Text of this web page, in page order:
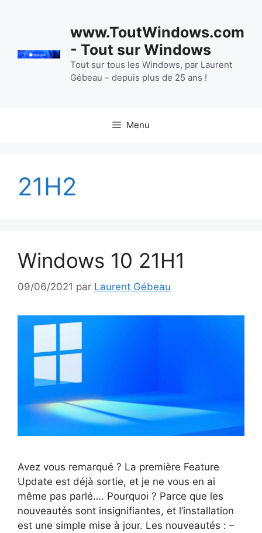
www.ToutWindows.com
- Tout sur Windows
Tout sur tous les Windows, par Laurent
Gébeau – depuis plus de 25 ans !
Menu
21H2
Windows 10 21H1
09/06/2021 par Laurent Gébeau
Avez vous remarqué ? La première Feature
Update est déjà sortie, et je ne vous en ai
même pas parlé…. Pourquoi ? Parce que les
nouveautés sont insignifiantes, et l’installation
est une simple mise à jour. Les nouveautés : –